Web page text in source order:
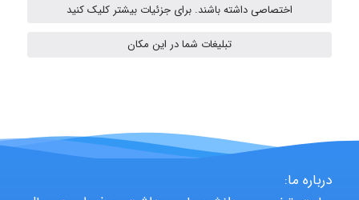
HaddadiMahsa
اختصاصی داشته باشند. برای جزئیات بیشتر کلیک کنید
تبلیغات شما در این مکان
درباره ما: